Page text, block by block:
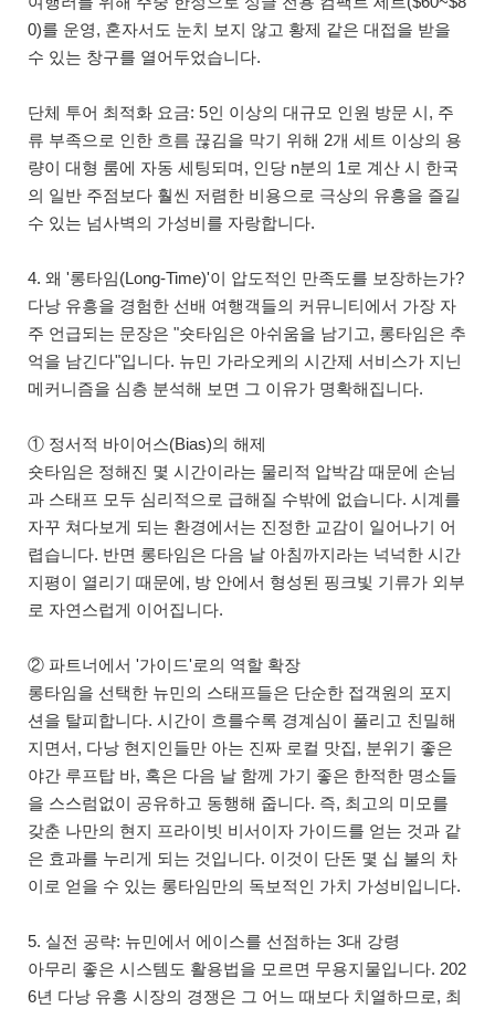
0)를 운영, 혼자서도 눈치 보지 않고 황제 같은 대접을 받을
수 있는 창구를 열어두었습니다.
단체 투어 최적화 요금: 5인 이상의 대규모 인원 방문 시, 주
류 부족으로 인한 흐름 끊김을 막기 위해 2개 세트 이상의 용
량이 대형 룸에 자동 세팅되며, 인당 n분의 1로 계산 시 한국
의 일반 주점보다 훨씬 저렴한 비용으로 극상의 유흥을 즐길
수 있는 넘사벽의 가성비를 자랑합니다.
4. 왜 '롱타임(Long-Time)'이 압도적인 만족도를 보장하는가?
다낭 유흥을 경험한 선배 여행객들의 커뮤니티에서 가장 자
주 언급되는 문장은 "숏타임은 아쉬움을 남기고, 롱타임은 추
억을 남긴다"입니다. 뉴민 가라오케의 시간제 서비스가 지닌
메커니즘을 심층 분석해 보면 그 이유가 명확해집니다.
① 정서적 바이어스(Bias)의 해제
숏타임은 정해진 몇 시간이라는 물리적 압박감 때문에 손님
과 스태프 모두 심리적으로 급해질 수밖에 없습니다. 시계를
자꾸 쳐다보게 되는 환경에서는 진정한 교감이 일어나기 어
렵습니다. 반면 롱타임은 다음 날 아침까지라는 넉넉한 시간
지평이 열리기 때문에, 방 안에서 형성된 핑크빛 기류가 외부
로 자연스럽게 이어집니다.
② 파트너에서 '가이드'로의 역할 확장
롱타임을 선택한 뉴민의 스태프들은 단순한 접객원의 포지
션을 탈피합니다. 시간이 흐를수록 경계심이 풀리고 친밀해
지면서, 다낭 현지인들만 아는 진짜 로컬 맛집, 분위기 좋은
야간 루프탑 바, 혹은 다음 날 함께 가기 좋은 한적한 명소들
을 스스럼없이 공유하고 동행해 줍니다. 즉, 최고의 미모를
갖춘 나만의 현지 프라이빗 비서이자 가이드를 얻는 것과 같
은 효과를 누리게 되는 것입니다. 이것이 단돈 몇 십 불의 차
이로 얻을 수 있는 롱타임만의 독보적인 가치 가성비입니다.
5. 실전 공략: 뉴민에서 에이스를 선점하는 3대 강령
아무리 좋은 시스템도 활용법을 모르면 무용지물입니다. 202
6년 다낭 유흥 시장의 경쟁은 그 어느 때보다 치열하므로, 최